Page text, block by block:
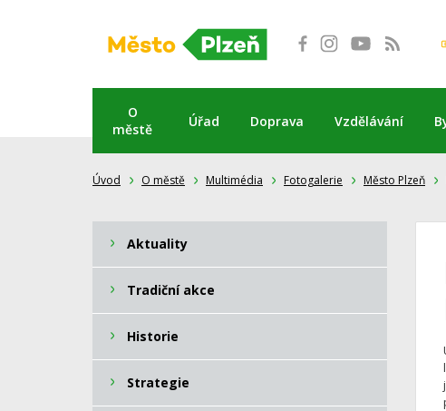
O
městě
Úřad Doprava Vzdělávání
Úvod O městě Multimédia Fotogalerie Město Plzeň
Aktuality
Tradiční akce
Historie
Strategie